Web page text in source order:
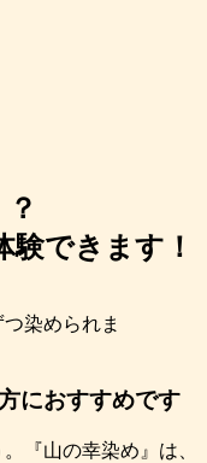
験できます！
染められま
におすすめです
『山の幸染め』は、